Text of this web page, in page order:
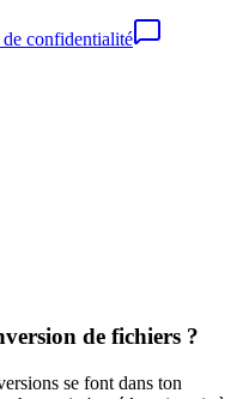
confidentialité
de fichiers ?
se font dans ton